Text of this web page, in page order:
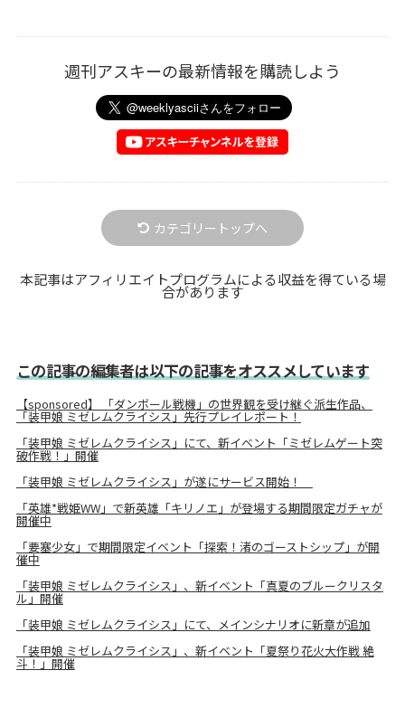
週刊アスキーの最新情報を購読しよう
カテゴリートップへ
本記事はアフィリエイトプログラムによる収益を得ている場
合があります
この記事の編集者は以下の記事をオススメしています
【sponsored】 「ダンボール戦機」の世界観を受け継ぐ派生作品、
「装甲娘 ミゼレムクライシス」先行プレイレポート！
「装甲娘 ミゼレムクライシス」にて、新イベント「ミゼレムゲート突
破作戦！」開催
「装甲娘 ミゼレムクライシス」が遂にサービス開始！
「英雄*戦姫WW」で新英雄「キリノエ」が登場する期間限定ガチャが
開催中
「要塞少女」で期間限定イベント「探索！渚のゴーストシップ」が開
催中
「装甲娘 ミゼレムクライシス」、新イベント「真夏のブルークリスタ
ル」開催
「装甲娘 ミゼレムクライシス」にて、メインシナリオに新章が追加
「装甲娘 ミゼレムクライシス」、新イベント「夏祭り花火大作戦 絶
斗！」開催